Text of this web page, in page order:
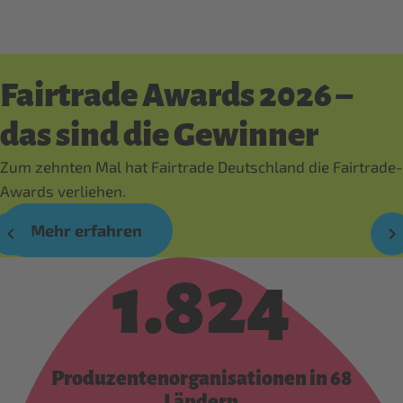
Fairtrade Awards 2026 –
das sind die Gewinner
Zum zehnten Mal hat Fairtrade Deutschland die Fairtrade-
Awards verliehen.
Mehr erfahren
1.824
Produzentenorganisationen in 68